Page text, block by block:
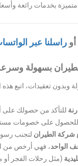
بخدمات رائعة
أو راسلنا عبر
بسهولة
وبدون تعقيدات، اتبع هذه
للتأكد من حصولك
للحصول على خصومات
شركة الطيران لتجنب
الواحد، فهي أرخص من
(مثل رحلات الفجر أو